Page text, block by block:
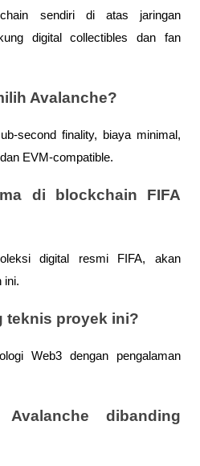
sendiri di atas jaringan
digital collectibles dan fan
Avalanche?
second finality, biaya minimal,
EVM-compatible.
di blockchain FIFA
digital resmi FIFA, akan
ini.
teknis proyek ini?
Web3 dengan pengalaman
dibanding